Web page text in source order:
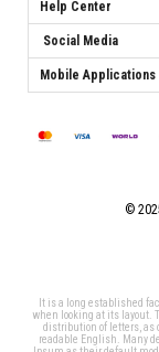
Help Center
Social Media
Mobile Applications
©
It is a long established
when looking at its layout.
distribution of letters, as
readable English. Many